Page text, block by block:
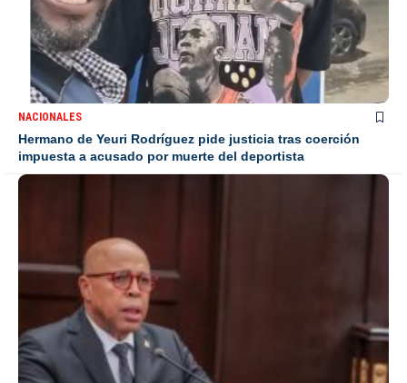
NACIONALES
Hermano de Yeuri Rodríguez pide justicia tras coerción
impuesta a acusado por muerte del deportista